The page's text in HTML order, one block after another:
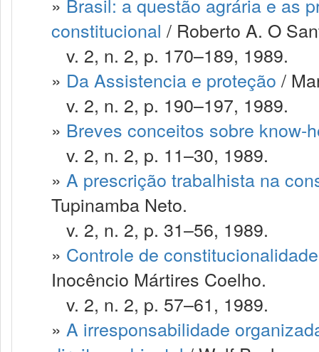
constitucional / Roberto A. O
v. 2, n. 2, p. 170–189, 1989.
» Da Assistencia e proteção /
v. 2, n. 2, p. 190–197, 1989.
» Breves conceitos sobre know-
v. 2, n. 2, p. 11–30, 1989.
» A prescrição trabalhista na
Tupinamba Neto.
v. 2, n. 2, p. 31–56, 1989.
» Controle de
Inocêncio Mártires Coelho.
v. 2, n. 2, p. 57–61, 1989.
» A irresponsabilidade